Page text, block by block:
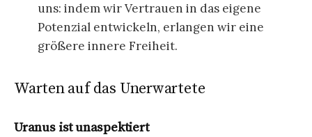
uns: indem wir Vertrauen in das eigene
Potenzial entwickeln, erlangen wir eine
größere innere Freiheit.
Warten auf das Unerwartete
Uranus ist unaspektiert